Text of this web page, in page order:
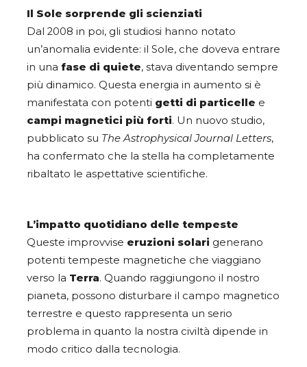
Il Sole sorprende gli scienziati
Dal 2008 in poi, gli studiosi hanno notato
un’anomalia evidente: il Sole, che doveva entrare
in una fase di quiete, stava diventando sempre
più dinamico. Questa energia in aumento si è
manifestata con potenti getti di particelle e
campi magnetici più forti. Un nuovo studio,
pubblicato su The Astrophysical Journal Letters,
ha confermato che la stella ha completamente
ribaltato le aspettative scientifiche.
L’impatto quotidiano delle tempeste
Queste improvvise eruzioni solari generano
potenti tempeste magnetiche che viaggiano
verso la Terra. Quando raggiungono il nostro
pianeta, possono disturbare il campo magnetico
terrestre e questo rappresenta un serio
problema in quanto la nostra civiltà dipende in
modo critico dalla tecnologia.